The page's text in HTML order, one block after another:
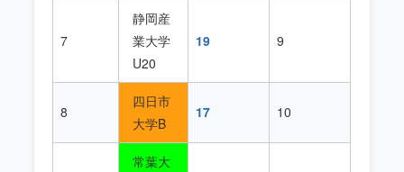
7
静岡産
業大学
U20
19 9
8
四日市
大学B
17 10
常葉大